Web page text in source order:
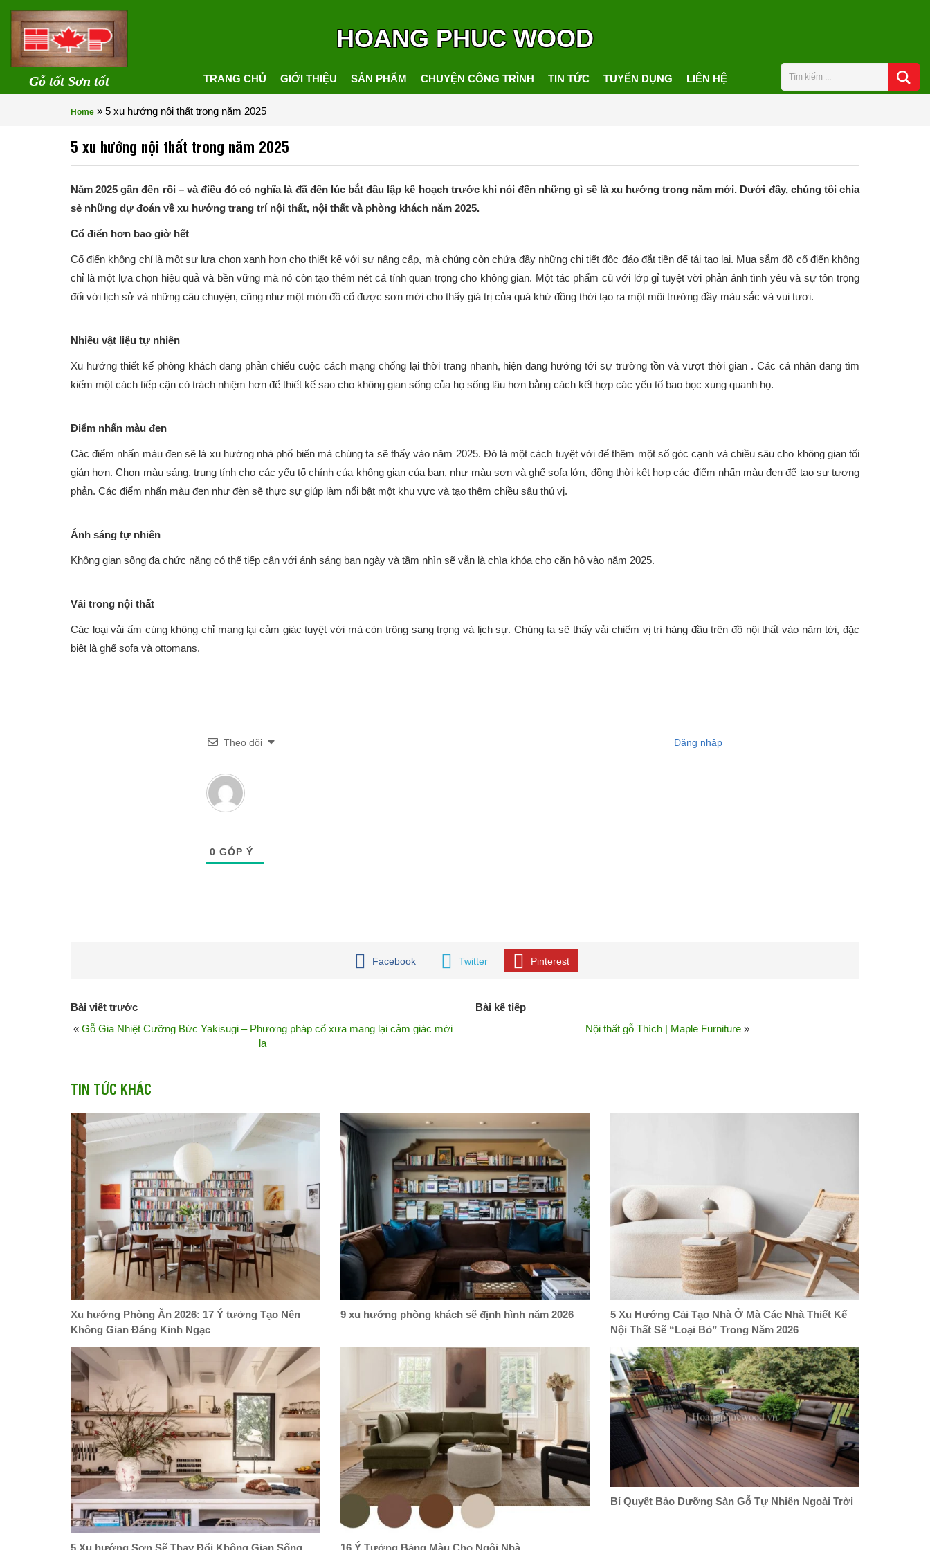
Gỗ tốt Sơn tốt
HOANG PHUC WOOD
TRANG CHỦ GIỚI THIỆU SẢN PHẨM CHUYỆN CÔNG TRÌNH TIN TỨC TUYỂN DỤNG LIÊN HỆ
Home » 5 xu hướng nội thất trong năm 2025
5 xu hướng nội thất trong năm 2025
Năm 2025 gần đến rồi – và điều đó có nghĩa là đã đến lúc bắt đầu lập kế hoạch trước khi nói đến những gì sẽ là xu hướng trong năm mới. Dưới đây, chúng tôi chia
sẻ những dự đoán về xu hướng trang trí nội thất, nội thất và phòng khách năm 2025.
Cổ điển hơn bao giờ hết
Cổ điển không chỉ là một sự lựa chọn xanh hơn cho thiết kế với sự nâng cấp, mà chúng còn chứa đầy những chi tiết độc đáo đắt tiền để tái tạo lại. Mua sắm đồ cổ điển không
chỉ là một lựa chọn hiệu quả và bền vững mà nó còn tạo thêm nét cá tính quan trọng cho không gian. Một tác phẩm cũ với lớp gỉ tuyệt vời phản ánh tình yêu và sự tôn trọng
đối với lịch sử và những câu chuyện, cũng như một món đồ cổ được sơn mới cho thấy giá trị của quá khứ đồng thời tạo ra một môi trường đầy màu sắc và vui tươi.
Nhiều vật liệu tự nhiên
Xu hướng thiết kế phòng khách đang phản chiếu cuộc cách mạng chống lại thời trang nhanh, hiện đang hướng tới sự trường tồn và vượt thời gian . Các cá nhân đang tìm
kiếm một cách tiếp cận có trách nhiệm hơn để thiết kế sao cho không gian sống của họ sống lâu hơn bằng cách kết hợp các yếu tố bao bọc xung quanh họ.
Điểm nhấn màu đen
Các điểm nhấn màu đen sẽ là xu hướng nhà phổ biến mà chúng ta sẽ thấy vào năm 2025. Đó là một cách tuyệt vời để thêm một số góc cạnh và chiều sâu cho không gian tối
giản hơn. Chọn màu sáng, trung tính cho các yếu tố chính của không gian của bạn, như màu sơn và ghế sofa lớn, đồng thời kết hợp các điểm nhấn màu đen để tạo sự tương
phản. Các điểm nhấn màu đen như đèn sẽ thực sự giúp làm nổi bật một khu vực và tạo thêm chiều sâu thú vị.
Ánh sáng tự nhiên
Không gian sống đa chức năng có thể tiếp cận với ánh sáng ban ngày và tầm nhìn sẽ vẫn là chìa khóa cho căn hộ vào năm 2025.
Vải trong nội thất
Các loại vải ấm cúng không chỉ mang lại cảm giác tuyệt vời mà còn trông sang trọng và lịch sự. Chúng ta sẽ thấy vải chiếm vị trí hàng đầu trên đồ nội thất vào năm tới, đặc
biệt là ghế sofa và ottomans.
Theo dõi Đăng nhập
0 GÓP Ý
Facebook Twitter Pinterest
Bài viết trước
« Gỗ Gia Nhiệt Cưỡng Bức Yakisugi – Phương pháp cổ xưa mang lại cảm giác mới
lạ
Bài kế tiếp
Nội thất gỗ Thích | Maple Furniture »
TIN TỨC KHÁC
Xu hướng Phòng Ăn 2026: 17 Ý tưởng Tạo Nên
Không Gian Đáng Kinh Ngạc
9 xu hướng phòng khách sẽ định hình năm 2026
5 Xu Hướng Cải Tạo Nhà Ở Mà Các Nhà Thiết Kế
Nội Thất Sẽ “Loại Bỏ” Trong Năm 2026
5 Xu hướng Sơn Sẽ Thay Đổi Không Gian Sống 16 Ý Tưởng Bảng Màu Cho Ngôi Nhà
Bí Quyết Bảo Dưỡng Sàn Gỗ Tự Nhiên Ngoài Trời